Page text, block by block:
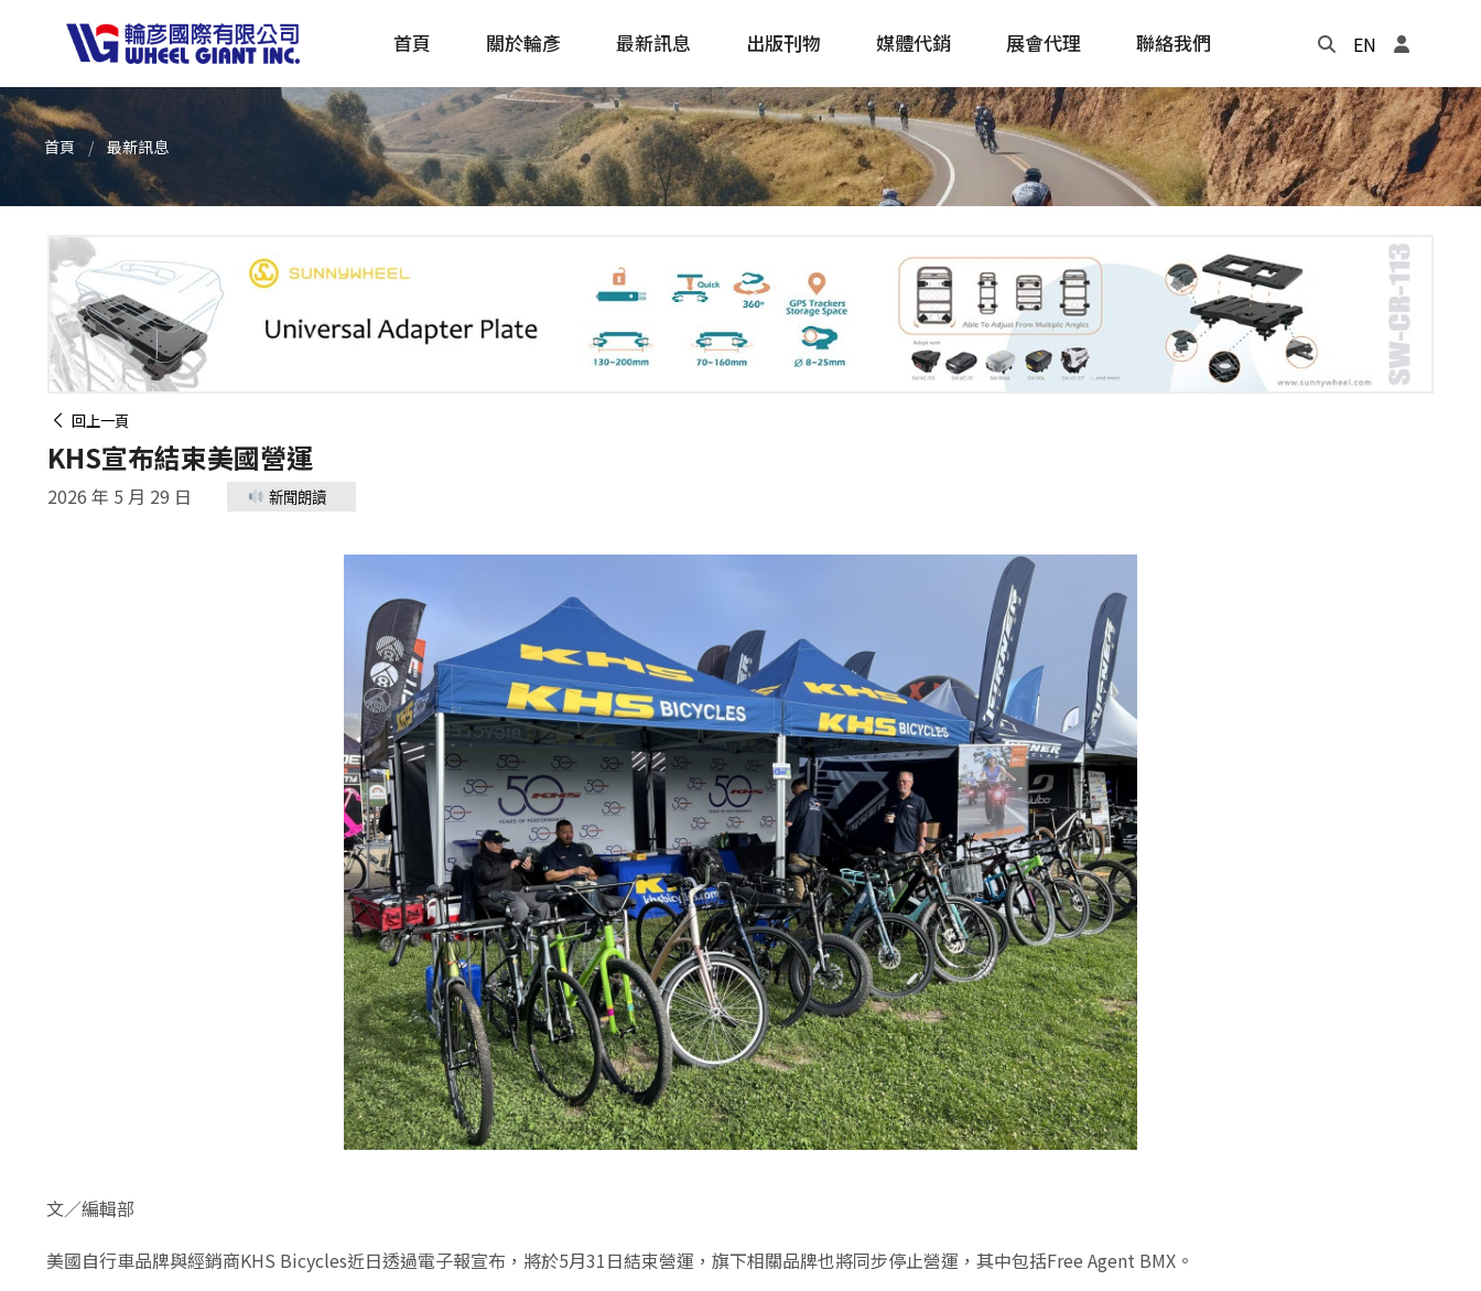
首頁 關於輪彥 最新訊息 出版刊物
產品採購指南 TBS
自行車&電動車市場快訊
Update
單車誌 Cycling Update
戶外探索 Outside
主題書籍
年度記事本
媒體代銷 展會代理 聯絡我們 EN
首頁 最新訊息
回上一頁
KHS宣布結束美國營運
2026 年 5 月 29 日 新聞朗讀
文／編輯部
美國自行車品牌與經銷商KHS Bicycles近日透過電子報宣布，將於5月31日結束營運，旗下相關品牌也將同步停止營運，其中包括Free Agent BMX。